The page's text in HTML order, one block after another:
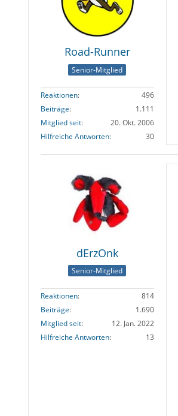
Road-Runner
Senior-Mitglied
Reaktionen
496
Beiträge
1.111
Mitglied seit
20. Okt. 2006
Hilfreiche Antworten
30
dErzOnk
Senior-Mitglied
Reaktionen
814
Beiträge
1.690
Mitglied seit
12. Jan. 2022
Hilfreiche Antworten
13